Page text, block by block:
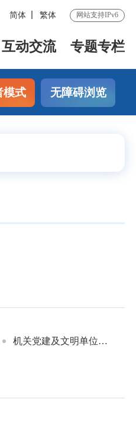
简体 繁体 网站支持IPv6
互动交流 专题专栏
模式 无障碍浏览
机关党建及文明单位创建